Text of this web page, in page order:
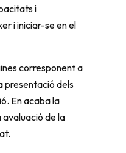
i
i iniciar-se en el
corresponent a
presentació dels
En acaba la
de la